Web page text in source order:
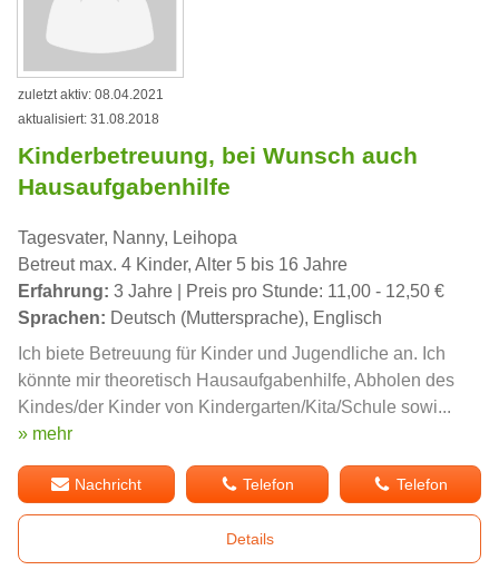
zuletzt aktiv: 08.04.2021
aktualisiert: 31.08.2018
Kinderbetreuung, bei Wunsch auch
Hausaufgabenhilfe
Tagesvater, Nanny, Leihopa
Betreut max. 4 Kinder, Alter 5 bis 16 Jahre
Erfahrung: 3 Jahre | Preis pro Stunde: 11,00 - 12,50 €
Sprachen: Deutsch (Muttersprache), Englisch
Ich biete Betreuung für Kinder und Jugendliche an. Ich
könnte mir theoretisch Hausaufgabenhilfe, Abholen des
Kindes/der Kinder von Kindergarten/Kita/Schule sowi...
» mehr
Nachricht Telefon Telefon
Details